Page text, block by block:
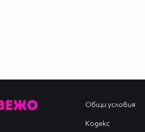
Общи условия
Кодекс